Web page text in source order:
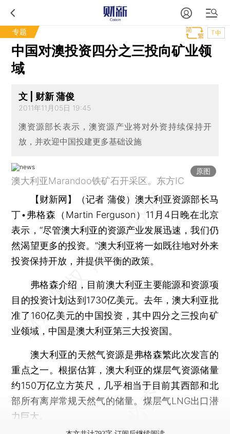
专题 T中
中国对澳投资四分之三投向矿业领
域
文 | 财新 蒲俊
2011年11月05日 19:45
澳资源部长表示，澳资源产业将对外资持续保持开
放，并欢迎中国投建更多基础设施
原图
澳大利亚Marandoo铁矿石开采区。东方IC
【财新网】（记者 蒲俊） 澳大利亚资源部长马
丁•弗格森（Martin Ferguson）11月4日晚在北京
表示，“尽管澳大利亚的资源产业发展迅速，我们仍
然渴望更多的投资。”澳大利亚将一如既往地对外来
投资保持开放，并提供平衡的政策。
弗格森介绍，目前澳大利亚主要能源和资源项
目的投资计划达到1730亿美元。去年，澳大利亚批
准了160亿美元的中国投资，其中四分之三投向矿
业领域，中国是澳大利亚第三大投资国。
澳大利亚的天然气资源是弗格森繁此次发言的
重点之一。根据估算，澳大利亚的煤层气资源储量
约150万亿立方英尺，几乎相当于目前其西部和北
部所有离岸常规天然气的储量。煤层气LNG出口潜
力巨大。